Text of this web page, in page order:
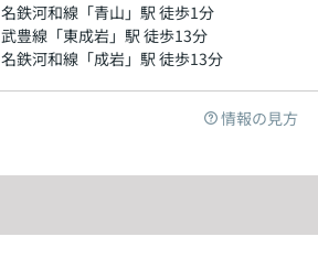
名鉄河和線 「青山 」駅 徒歩1分
武豊線 「東成岩」駅 徒歩13分
名鉄河和線 「成岩」駅 徒歩13分
情報の見方